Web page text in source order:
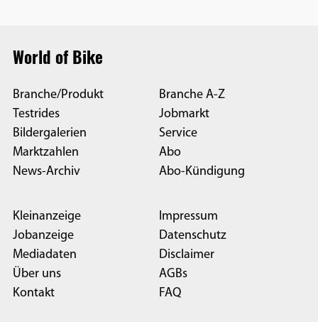
World of Bike
Branche/Produkt
Testrides
Bildergalerien
Marktzahlen
News-Archiv
Branche A-Z
Jobmarkt
Service
Abo
Abo-Kündigung
Kleinanzeige
Jobanzeige
Mediadaten
Über uns
Kontakt
Impressum
Datenschutz
Disclaimer
AGBs
FAQ